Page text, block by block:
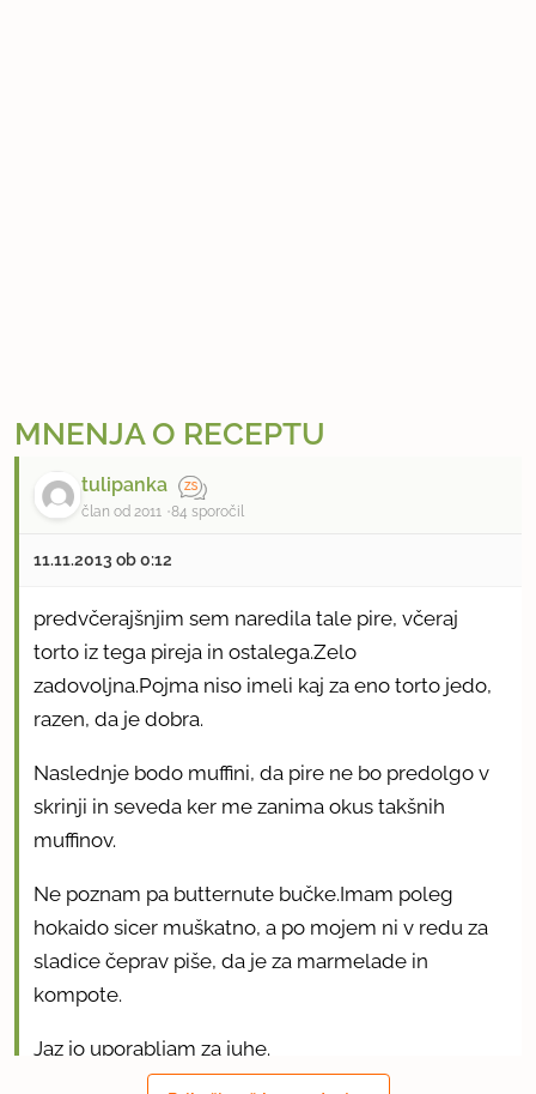
MNENJA O RECEPTU
tulipanka
član od 2011 84 sporočil
11.11.2013 ob 0:12
predvčerajšnjim sem naredila tale pire, včeraj
torto iz tega pireja in ostalega.Zelo
zadovoljna.Pojma niso imeli kaj za eno torto jedo,
razen, da je dobra.
Naslednje bodo muffini, da pire ne bo predolgo v
skrinji in seveda ker me zanima okus takšnih
muffinov.
Ne poznam pa butternute bučke.Imam poleg
hokaido sicer muškatno, a po mojem ni v redu za
sladice čeprav piše, da je za marmelade in
kompote.
Jaz jo uporabljam za juhe.